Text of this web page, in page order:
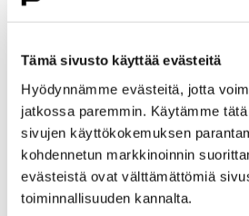
Tämä sivusto käyttää evästeitä
Hyödynnämme evästeitä, jotta
jatkossa paremmin. Käytämme
sivujen käyttökokemuksen
kohdennetun markkinoinnin
evästeistä ovat välttämättömiä
toiminnallisuuden kannalta.
Etusivu Kasvatus ja
Päättyneet hankkeet
Priima
Priima-päivä 25.8. Porissa
Priima-päivä